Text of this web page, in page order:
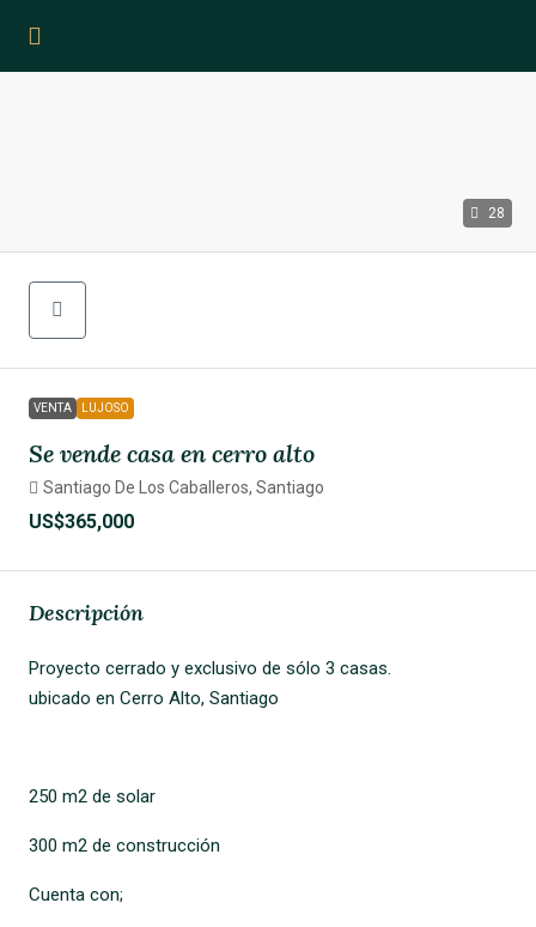
28
VENTA LUJOSO
Se vende casa en cerro alto
Santiago De Los Caballeros, Santiago
US$365,000
Descripción
Proyecto cerrado y exclusivo de sólo 3 casas.
ubicado en Cerro Alto, Santiago
250 m2 de solar
300 m2 de construcción
Cuenta con;